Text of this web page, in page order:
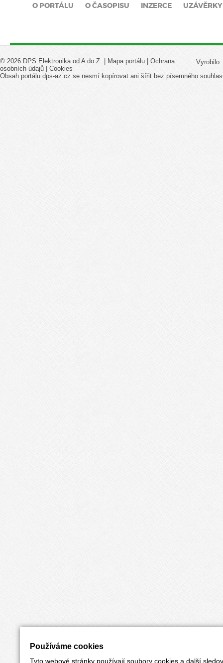
O PORTÁLU O ČASOPISU INZERCE UZÁVĚRKY
Vyrobilo:
© 2026 DPS Elektronika od A do Z. | Mapa portálu
Ochrana
osobních údajů
Cookies
Obsah portálu dps-az.cz se nesmí kopírovat ani šířit bez písemného
Používáme cookies
Tyto webové stránky používají soubory cookies a další